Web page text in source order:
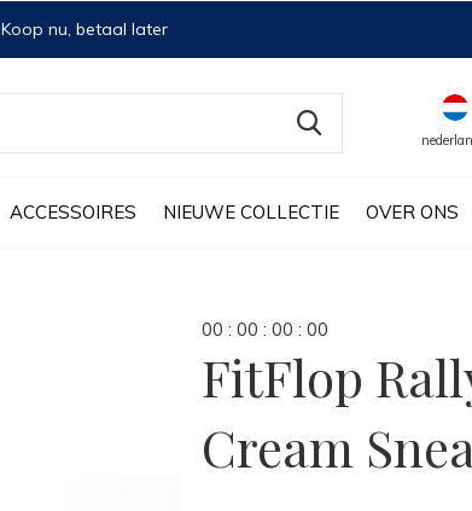
ACCESSOIRES NIEUWE COLLECTIE OVER ONS
Koop nu, betaal later
00 : 00 : 00 : 00
FitFlop
Cream